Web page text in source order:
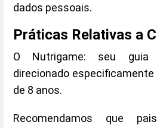
dados pessoais.
Práticas Relativas a
O Nutrigame: seu
direcionado
de 8 anos.
Recomendamos que